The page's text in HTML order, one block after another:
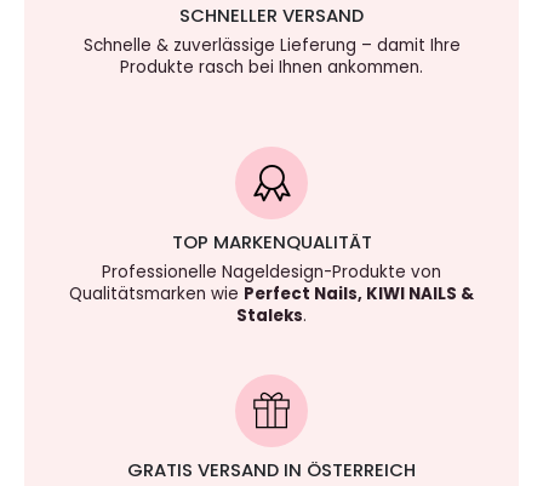
SCHNELLER VERSAND
Schnelle & zuverlässige Lieferung – damit Ihre
Produkte rasch bei Ihnen ankommen.
TOP MARKENQUALITÄT
Professionelle Nageldesign-Produkte von
Qualitätsmarken wie Perfect Nails, KIWI NAILS &
Staleks.
GRATIS VERSAND IN ÖSTERREICH